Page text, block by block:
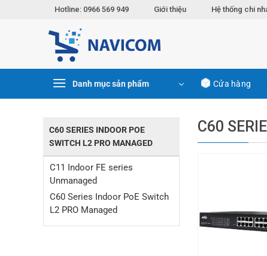
Hotline: 0966 569 949 Giới thiệu Hệ thống chi
Danh mục sản phẩm Cửa hàng
C60 SERIES INDOOR POE
SWITCH L2 PRO MANAGED
C11 Indoor FE series
Unmanaged
C60 Series Indoor PoE Switch
L2 PRO Managed
C60